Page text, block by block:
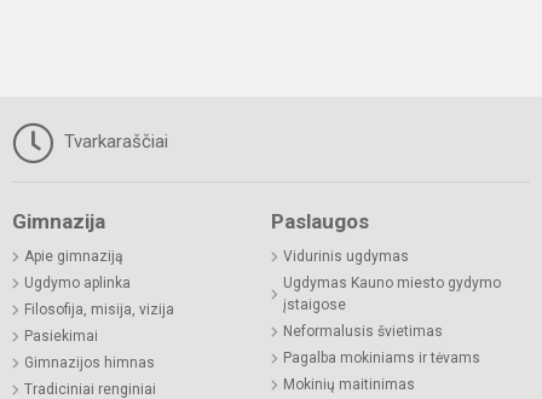
Tvarkaraščiai
Gimnazija
Apie gimnaziją
Ugdymo aplinka
Filosofija, misija, vizija
Pasiekimai
Gimnazijos himnas
Tradiciniai renginiai
Paslaugos
Vidurinis ugdymas
Ugdymas Kauno miesto gydymo
įstaigose
Neformalusis švietimas
Pagalba mokiniams ir tėvams
Mokinių maitinimas